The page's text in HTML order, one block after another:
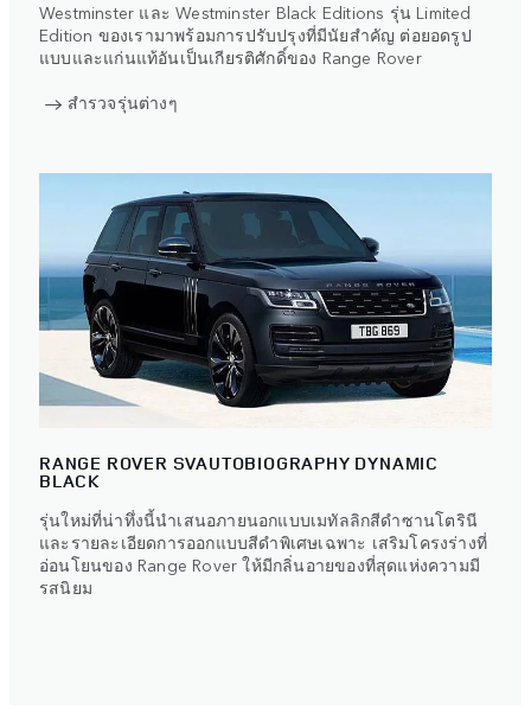
Westminster และ Westminster Black Editions รุ่น Limited
Edition ของเรามาพร้อมการปรับปรุงที่มีนัยสำคัญ ต่อยอดรูป
แบบและแก่นแท้อันเป็นเกียรติศักดิ์ของ Range Rover
สำรวจรุ่นต่างๆ
RANGE ROVER SVAUTOBIOGRAPHY DYNAMIC
BLACK
รุ่นใหม่ที่น่าทึ่งนี้นำเสนอภายนอกแบบเมทัลลิกสีดำซานโตรินี
และรายละเอียดการออกแบบสีดำพิเศษเฉพาะ เสริมโครงร่างที่
อ่อนโยนของ Range Rover ให้มีกลิ่นอายของที่สุดแห่งความมี
รสนิยม